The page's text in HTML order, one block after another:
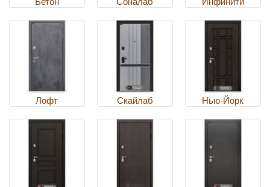
Лофт Скайлаб Нью-Йорк